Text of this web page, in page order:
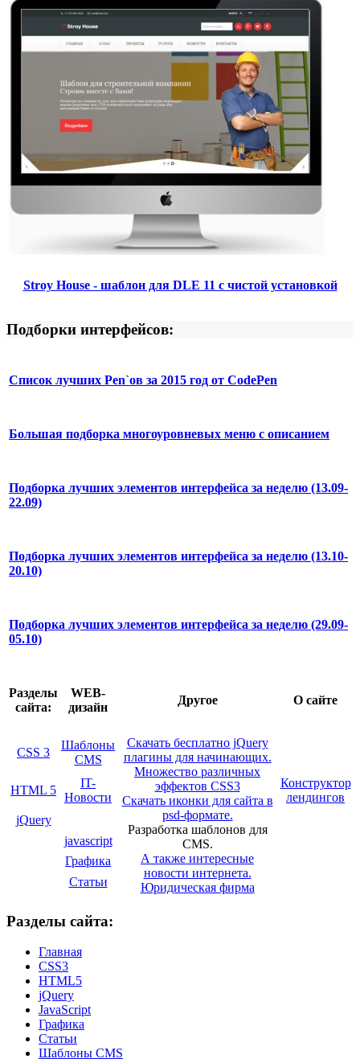
Stroy House - шаблон для DLE 11 с чистой установкой
Подборки интерфейсов:
Список лучших Pen`ов за 2015 год от CodePen
Большая подборка многоуровневых меню с описанием
Подборка лучших элементов интерфейса за неделю (13.09-
22.09)
Подборка лучших элементов интерфейса за неделю (13.10-
20.10)
Подборка лучших элементов интерфейса за неделю (29.09-
05.10)
Разделы
сайта:
WEB-
дизайн
Другое О сайте
CSS 3
Шаблоны
CMS
Скачать бесплатно jQuery
плагины для начинающих.
Множество различных
эффектов CSS3
Скачать иконки для сайта в
psd-формате.
Разработка шаблонов для
CMS.
А также интересные
новости интернета.
Юридическая фирма
HTML 5
IT-
Новости
Конструктор
лендингов
jQuery
javascript
Графика
Статьи
Разделы сайта:
Главная
CSS3
HTML5
jQuery
JavaScript
Графика
Статьи
Шаблоны CMS